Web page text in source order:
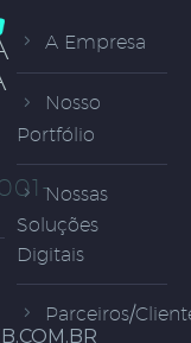
A Empresa
Nosso
Portfólio
Nossas
Soluções
Digitais
Parceiros/